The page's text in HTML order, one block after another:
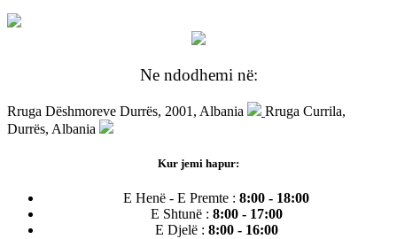
Ne ndodhemi në:
Rruga Dëshmoreve Durrës, 2001, Albania
Rruga Currila,
Durrës, Albania
Kur jemi hapur:
E Henë - E Premte : 8:00 - 18:00
E Shtunë : 8:00 - 17:00
E Djelë : 8:00 - 16:00